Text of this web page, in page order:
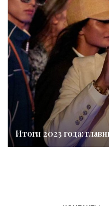
Итоги 2023 года: